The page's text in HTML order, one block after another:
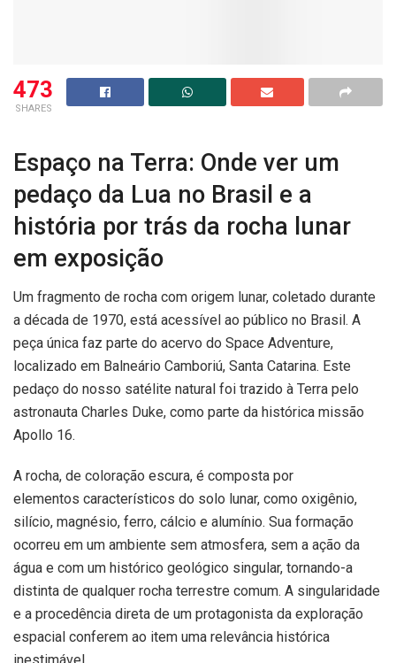
473
SHARES
Espaço na Terra: Onde ver um
pedaço da Lua no Brasil e a
história por trás da rocha lunar
em exposição
Um fragmento de rocha com origem lunar, coletado durante
a década de 1970, está acessível ao público no Brasil. A
peça única faz parte do acervo do Space Adventure,
localizado em Balneário Camboriú, Santa Catarina. Este
pedaço do nosso satélite natural foi trazido à Terra pelo
astronauta Charles Duke, como parte da histórica missão
Apollo 16.
A rocha, de coloração escura, é composta por
elementos característicos do solo lunar, como oxigênio,
silício, magnésio, ferro, cálcio e alumínio. Sua formação
ocorreu em um ambiente sem atmosfera, sem a ação da
água e com um histórico geológico singular, tornando-a
distinta de qualquer rocha terrestre comum. A singularidade
e a procedência direta de um protagonista da exploração
espacial conferem ao item uma relevância histórica